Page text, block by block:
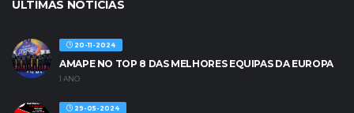
ÚLTIMAS NOTICIAS
20-11-2024
AMAPE NO TOP 8 DAS MELHORES EQUIPAS DA EUROPA
1 ANO
29-05-2024